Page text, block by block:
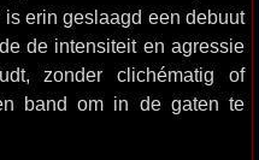
erin geslaagd een debuut
de intensiteit en agressie
zonder clichématig of
band om in de gaten te